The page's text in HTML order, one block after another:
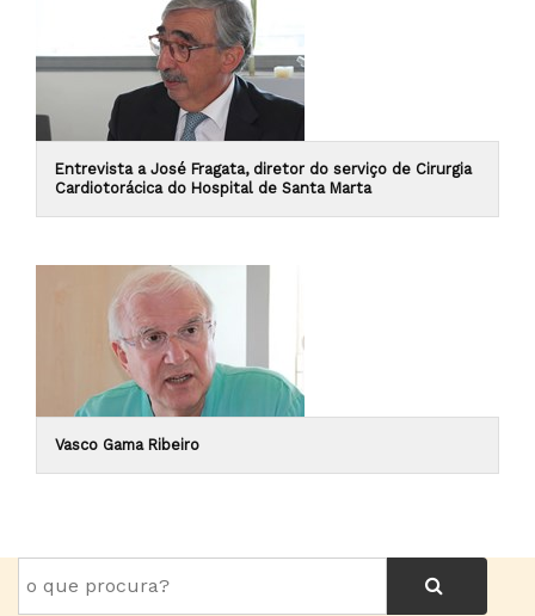
Entrevista a José Fragata, diretor do serviço de Cirurgia
Cardiotorácica do Hospital de Santa Marta
Vasco Gama Ribeiro